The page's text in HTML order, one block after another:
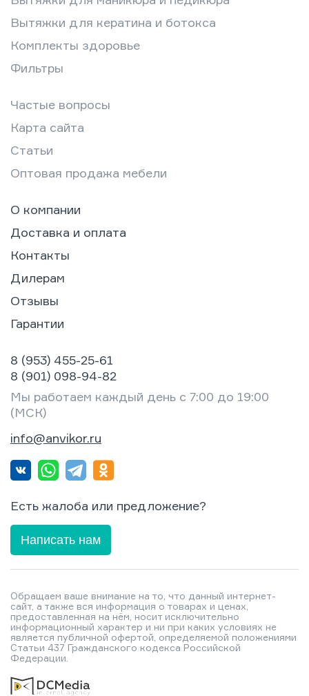
Вытяжки для кератина и ботокса
Комплекты здоровье
Фильтры
Частые вопросы
Карта сайта
Статьи
Оптовая продажа мебели
О компании
Доставка и оплата
Контакты
Дилерам
Отзывы
Гарантии
8 (953) 455-25-61
8 (901) 098-94-82
Мы работаем каждый день с 7:00 до 19:00
(МСК)
info@anvikor.ru
Есть жалоба или предложение?
Написать нам
Обращаем ваше внимание на то, что данный интернет-
сайт, а также вся информация о товарах и ценах,
предоставленная на нём, носит исключительно
информационный характер и ни при каких условиях не
является публичной офертой, определяемой положениями
Статьи 437 Гражданского кодекса Российской
Федерации.